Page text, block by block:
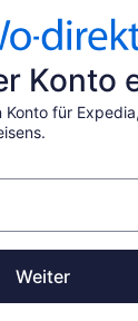
Konto
für
Weiter